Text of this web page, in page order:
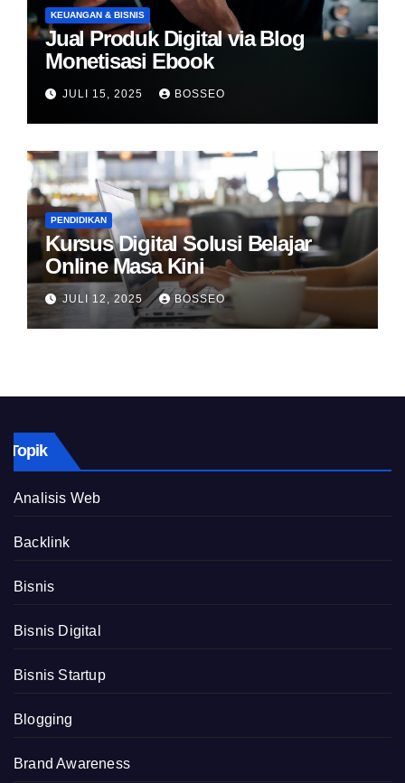
KEUANGAN & BISNIS
Jual Produk Digital via Blog
Monetisasi Ebook
JULI 15, 2025 BOSSEO
PENDIDIKAN
Kursus Digital Solusi Belajar
Online Masa Kini
JULI 12, 2025 BOSSEO
Topik
Analisis Web
Backlink
Bisnis
Bisnis Digital
Bisnis Startup
Blogging
Brand Awareness